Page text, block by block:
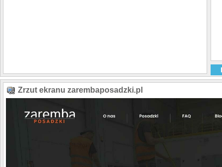
Zrzut ekranu zarembaposadzki.pl